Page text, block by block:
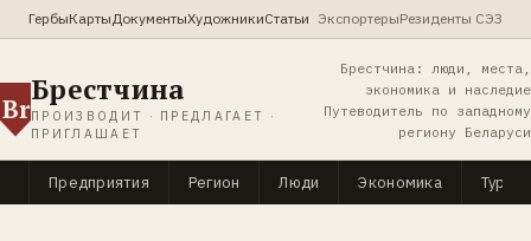
ГербыКартыДокументыХудожникиСтатьи ЭкспортерыРезиденты СЭЗ
Br
Брестчина
ПРОИЗВОДИТ · ПРЕДЛАГАЕТ ·
ПРИГЛАШАЕТ
Брестчина: люди, места,
экономика и наследие
Путеводитель по западному
региону Беларуси
Предприятия Регион Люди Экономика